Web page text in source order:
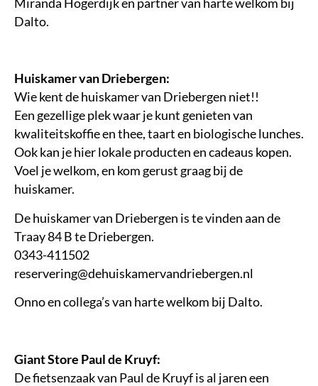
Dalto.
Huiskamer van Driebergen:
Wie kent de huiskamer van Driebergen niet!!
Een gezellige plek waar je kunt genieten van
kwaliteitskoffie en thee, taart en biologische lunches.
Ook kan je hier lokale producten en cadeaus kopen.
Voel je welkom, en kom gerust graag bij de
huiskamer.
De huiskamer van Driebergen is te vinden aan de
Traay 84 B te Driebergen.
0343-411502
reservering@dehuiskamervandriebergen.nl
Onno en collega’s van harte welkom bij Dalto.
Giant Store Paul de Kruyf:
De fietsenzaak van Paul de Kruyf is al jaren een